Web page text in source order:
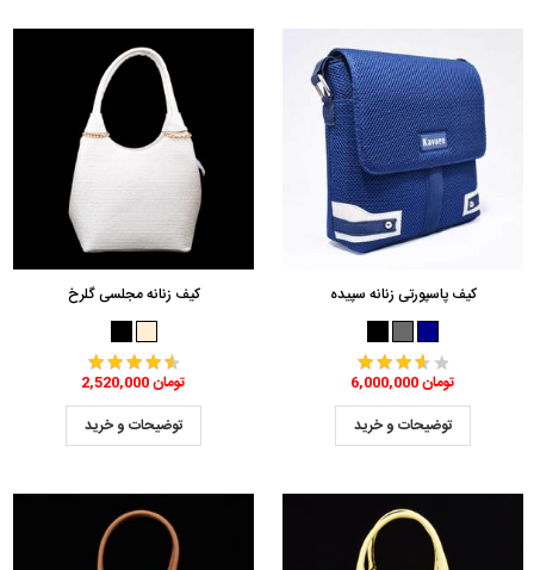
کیف پاسپورتی زنانه سپیده
6,000,000 تومان
توضیحات و خرید
کیف زنانه مجلسی گلرخ
2,520,000 تومان
توضیحات و خرید